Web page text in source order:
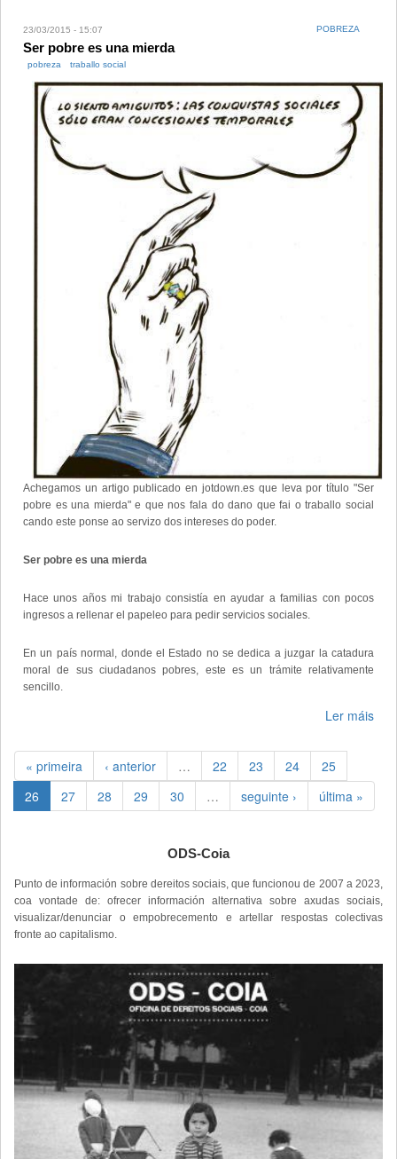
23/03/2015 - 15:07 POBREZA
Ser pobre es una mierda
pobreza traballo social
Achegamos un artigo publicado en jotdown.es que leva por título "Ser
pobre es una mierda" e que nos fala do dano que fai o traballo social
cando este ponse ao servizo dos intereses do poder.
Ser pobre es una mierda
Hace unos años mi trabajo consistía en ayudar a familias con pocos
ingresos a rellenar el papeleo para pedir servicios sociales.
En un país normal, donde el Estado no se dedica a juzgar la catadura
moral de sus ciudadanos pobres, este es un trámite relativamente
sencillo.
Ler máis
« primeira ‹ anterior … 22 23 24
25
26
27 28 29 30 … seguinte › última »
ODS-Coia
Punto de información sobre dereitos sociais, que funcionou de 2007 a 2023,
coa vontade de: ofrecer información alternativa sobre axudas sociais,
visualizar/denunciar o empobrecemento e artellar respostas colectivas
fronte ao capitalismo.